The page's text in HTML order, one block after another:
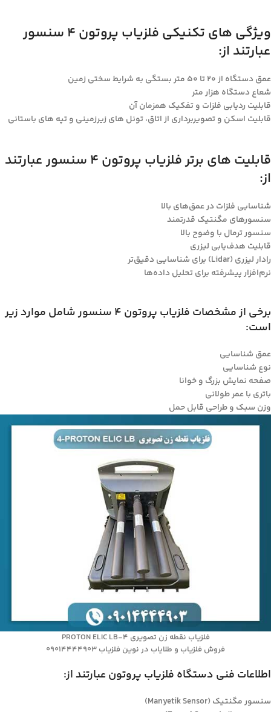
ویژگی های تکنیکی فلزیاب پروتون 4 سنسور
عبارتند از:
عمق دستگاه از ۲۰ تا ۵۰ متر بستگی به شرایط سختی زمین
شعاع دستگاه هزار متر
قابلیت ردیابی فلزات و تفکیک همزمان آن
قابلیت اسکن و تصویربرداری از اتاق، تونل های زیرزمینی و تپه های باستانی
قابلیت‌ های برتر فلزیاب پروتون 4 سنسور عبارتند
از:
شناسایی فلزات در عمق‌های بالا
سنسورهای مگنتیک قدرتمند
سنسور ترمال با وضوح بالا
قابلیت هدف‌یابی لیزری
رادار لیزری (Lidar) برای شناسایی دقیق‌تر
نرم‌افزار پیشرفته برای تحلیل داده‌ها
برخی از مشخصات فلزیاب پروتون 4 سنسور شامل موارد زیر
است:
عمق شناسایی
نوع شناسایی
صفحه نمایش بزرگ و خوانا
باتری با عمر طولانی
وزن سبک و طراحی قابل حمل
فلزیاب نقطه زن تصویری PROTON ELIC LB-4
فروش فلزیاب و طلایاب در نوین فلزیاب 09014444903
اطلاعات فنی دستگاه فلزیاب پروتون عبارتند از:
سنسور مگنتیک (Manyetik Sensor)